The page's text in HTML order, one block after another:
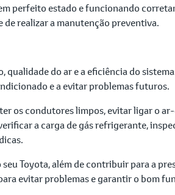
perfeito estado e funcionando
realizar a manutenção preventiva.
do ar e a eficiência do
e a evitar problemas futuros.
os condutores limpos, evitar ligar o
a carga de gás refrigerante,
Toyota, além de contribuir para a
evitar problemas e garantir o bom